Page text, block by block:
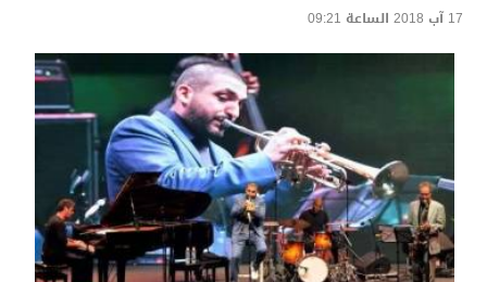
17 آب 2018 الساعة 09:21